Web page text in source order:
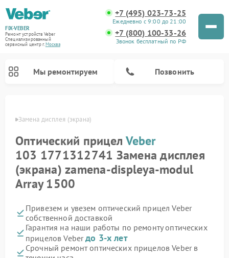
FIX-VEBER
Ремонт устройств Veber
Специализированный
cервисный центр г.Москва
+7 (495) 023-73-25
Ежедневно с 9:00 до 21:00
+7 (800) 100-33-26
Звонок бесплатный по РФ
Мы ремонтируем Позвонить
Замена дисплея (экрана)
Оптический прицелVeber
103 1771312741 Замена дисплея
(экрана) zamena-displeya-modul
Array 1500
Привезем и увезем оптический прицел Veber
собственной доставкой
Гарантия на наши работы по ремонту оптических
прицелов Veberдо 3-х лет
Срочный ремонт оптических прицелов Veber в